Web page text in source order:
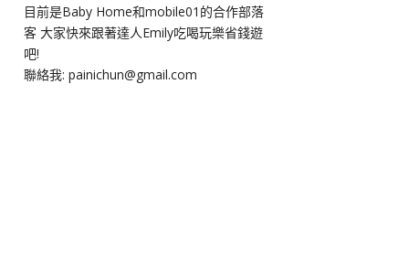
目前是Baby Home和mobile01的合作部落
客 大家快來跟著達人Emily吃喝玩樂省錢遊
吧!
聯絡我: painichun@gmail.com